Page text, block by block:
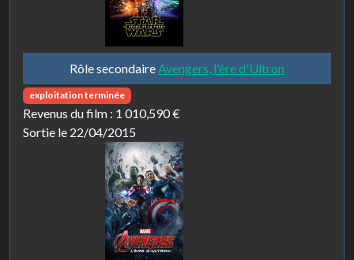
Rôle secondaireAvengers, l'ère d'Ultron
exploitation terminée
Revenus du film : 1 010,590 €
Sortie le 22/04/2015